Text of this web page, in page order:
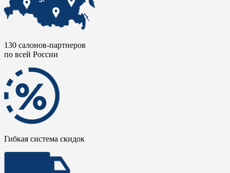
130 салонов-партнеров
по всей России
Гибкая система скидок